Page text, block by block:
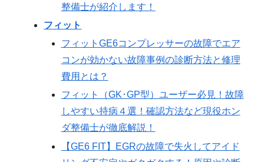
整備士が紹介します！
フィット
フィットGE6コンプレッサーの故障でエア
コンが効かない故障事例の診断方法と修理
費用とは？
フィット（GK･GP型）ユーザー必見！故障
しやすい持病４選！確認方法など現役ホン
ダ整備士が徹底解説！
【GE6 FIT】EGRの故障で失火してアイド